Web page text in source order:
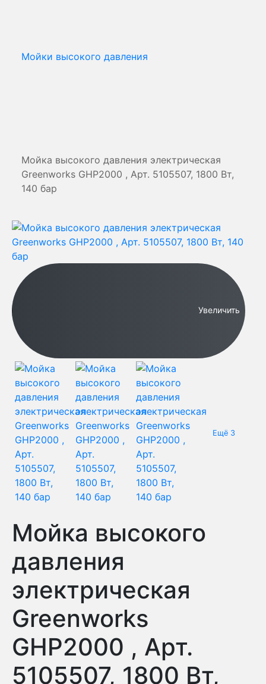
Мойки высокого давления
Мойка высокого давления электрическая
Greenworks GHP2000 , Арт. 5105507, 1800 Вт,
140 бар
Увеличить
Ещё 3
Мойка высокого
давления
электрическая
Greenworks
GHP2000 , Арт.
5105507, 1800 Вт,